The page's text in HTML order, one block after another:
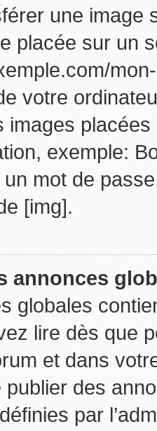
une image
placée sur un
votre
images
exemple:
mot de
[img].
annonces
globales
lire dès que
et dans
publier des
par